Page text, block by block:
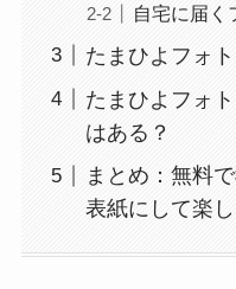
自宅に届く
たまひよフォ
たまひよフォ
はある？
まとめ：無料
表紙にして楽